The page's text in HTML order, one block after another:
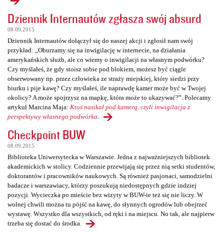
Dziennik Internautów zgłasza swój absurd
08.09.2015
Dziennik Internautów dołączył się do naszej akcji i zgłosił nam swój
przykład: „Oburzamy się na inwigilację w internecie, na działania
amerykańskich służb, ale co wiemy o inwigilacji na własnym podwórku?
Czy myślałeś, że gdy stoisz sobie pod blokiem, możesz być ciągle
obserwowany np. przez człowieka ze straży miejskiej, który siedzi przy
biurku i pije kawę? Czy myślałeś, ile naprawdę kamer może być w Twojej
okolicy? A może spojrzysz na mapkę, która może to ukazywać?”. Polecamy
artykuł Marcina Maja: Ktoś nasikał pod kamerą, czyli inwigilacja z
perspektywy własnego podwórka
Checkpoint BUW
08.09.2015
Biblioteka Uniwersytecka w Warszawie. Jedna z najważniejszych bibliotek
akademickich w stolicy. Codziennie przewijają się przez nią setki studentów,
doktorantów i pracowników naukowych. Są również pasjonaci, samodzielni
badacze i warszawiacy, którzy poszukują niedostępnych gdzie indziej
pozycji. Wycieczka po mieście bez wizyty w BUW-ie też się nie liczy. W
wolnej chwili można tu pójść na kawę, do słynnych ogrodów lub obejrzeć
wystawę. Wszystko dla wszystkich, od ręki i na miejscu. No tak, ale najpierw
trzeba się dostać do środka.